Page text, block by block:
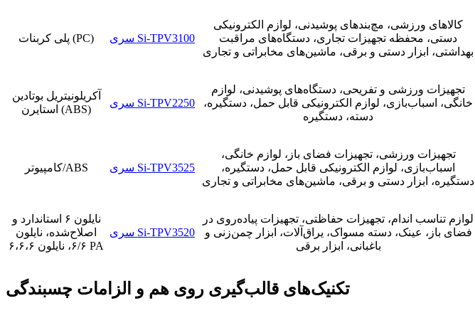
پلی کربنات (PC) سری Si-TPV3100
کالاهای ورزشی، مچ‌بندهای پوشیدنی، لوازم الکترونیکی
دستی، محفظه تجهیزات تجاری، دستگاه‌های مراقبت
بهداشتی، ابزار دستی و برقی، ماشین‌های مخابراتی و تجاری
آکریلونیتریل بوتادین
استایرن (ABS)
سری Si-TPV2250
تجهیزات ورزشی و تفریحی، دستگاه‌های پوشیدنی، لوازم
خانگی، اسباب‌بازی، لوازم الکترونیکی قابل حمل، دستگیره،
دسته، دستگیره
کامپیوتر/ABS سری Si-TPV3525
تجهیزات ورزشی، تجهیزات فضای باز، لوازم خانگی،
اسباب‌بازی، لوازم الکترونیکی قابل حمل، دستگیره،
دستگیره، ابزار دستی و برقی، ماشین‌های مخابراتی و تجاری
نایلون ۶ استاندارد و
اصلاح‌شده، نایلون
۶/۶، نایلون ۶،۶،۶ PA
سری Si-TPV3520
لوازم تناسب اندام، تجهیزات حفاظتی، تجهیزات پیاده‌روی در
فضای باز، عینک، دسته مسواک، یراق‌آلات، ابزار چمن‌زنی و
باغبانی، ابزار برقی
تکنیک‌های قالب‌گیری روی هم و الزامات چسبندگی